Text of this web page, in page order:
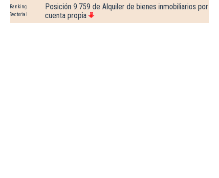
Ranking
Sectorial
Posición 9.759 de Alquiler de bienes inmobiliarios por
cuenta propia